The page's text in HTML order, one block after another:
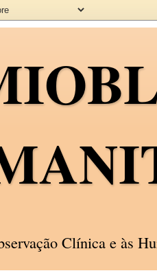
Clínica e às